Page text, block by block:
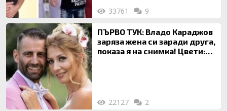
33761 9
ПЪРВО ТУК: Владо Караджов
заряза жена си заради друга,
показа я на снимка! Цвети:
22127 2